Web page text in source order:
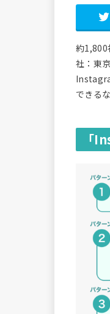
約1,800
社：東
できる
「